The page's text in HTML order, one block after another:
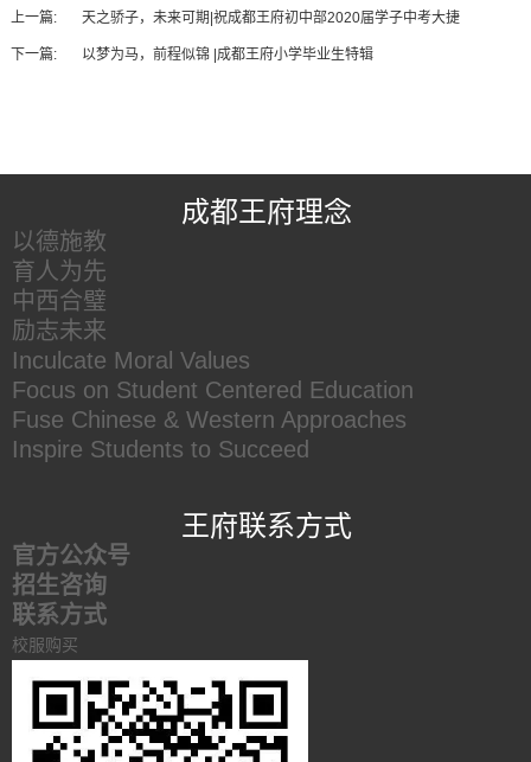
上一篇: 天之骄子，未来可期|祝成都王府初中部2020届学子中考大捷
下一篇: 以梦为马，前程似锦 |成都王府小学毕业生特辑
成都王府理念
以德施教
育人为先
中西合璧
励志未来
Inculcate Moral Values
Focus on Student Centered Education
Fuse Chinese & Western Approaches
Inspire Students to Succeed
王府联系方式
官方公众号
招生咨询
联系方式
校服购买